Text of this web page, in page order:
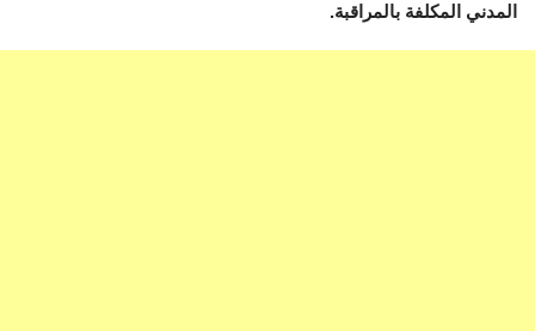
المدني المكلفة بالمراقبة.